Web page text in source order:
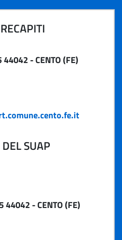
- CENTO (FE)
SUAP
- CENTO (FE)